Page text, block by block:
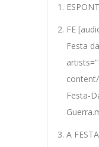
FE
Festa
Festa-
A